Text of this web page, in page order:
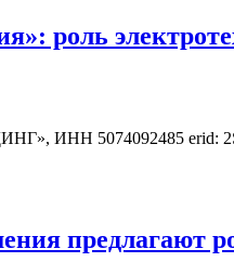
роль
ИНН 5074092485 erid:
предлагают